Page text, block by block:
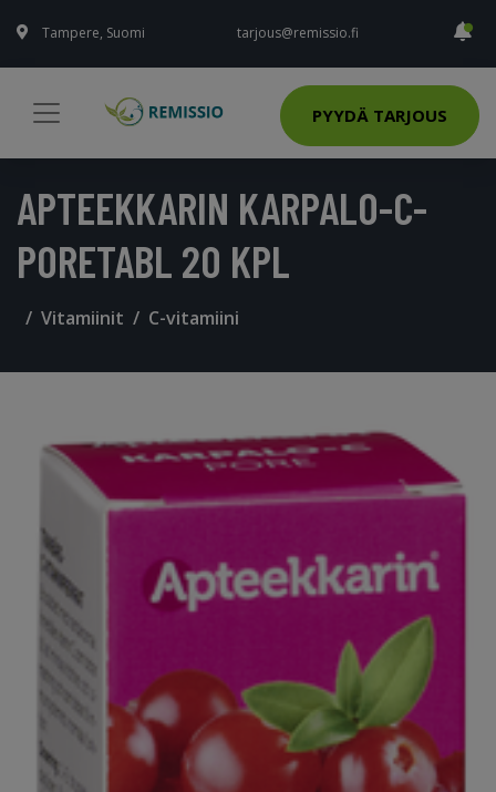
Tampere, Suomi tarjous@remissio.fi
PYYDÄ TARJOUS
APTEEKKARIN KARPALO-C-
PORETABL 20 KPL
Vitamiinit C-vitamiini